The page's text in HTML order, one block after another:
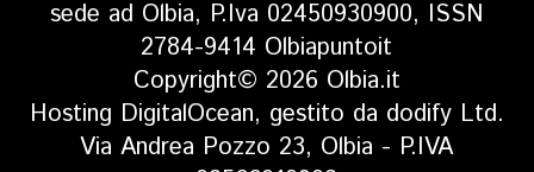
sede ad Olbia, P.Iva 02450930900, ISSN
2784-9414 Olbiapuntoit
Copyright© 2026 Olbia.it
Hosting DigitalOcean, gestito da dodify Ltd.
Via Andrea Pozzo 23, Olbia - P.IVA